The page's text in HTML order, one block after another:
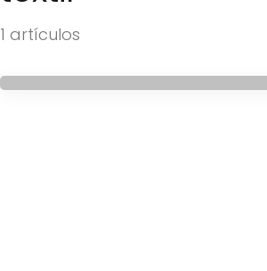
1 artículos
HABITACIONES INFANTILES